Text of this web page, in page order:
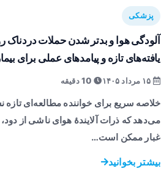
پزشکی
آلودگی هوا و بدتر شدن حملات دردناک
یافته‌های تازه و پیامدهای عملی برای
10 دقیقه
خلاصه سریع برای خواننده مطالعه‌ای تازه
می‌دهد که ذرات آلایندهٔ هوای ناشی از
غبار ممکن است…
بیشتر بخوانید